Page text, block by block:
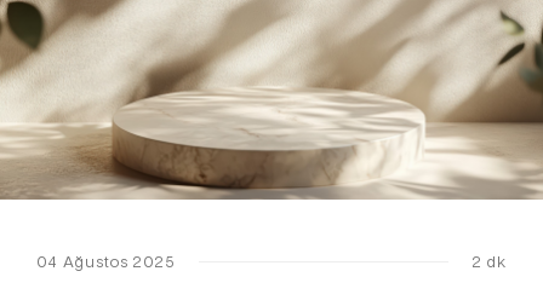
04 Ağustos 2025 2 dk